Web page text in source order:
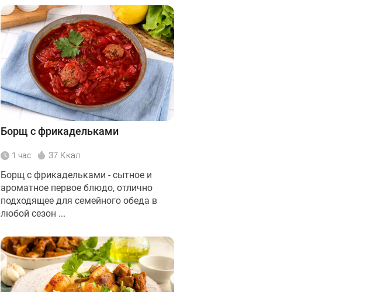
Борщ с фрикадельками
1 час 37 Ккал
Борщ с фрикадельками - сытное и
ароматное первое блюдо, отлично
подходящее для семейного обеда в
любой сезон ...